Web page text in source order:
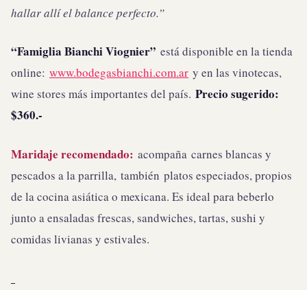
hallar allí el balance perfecto.”
“Famiglia Bianchi Viognier” está disponible en la tienda
online: www.bodegasbianchi.com.ar y en las vinotecas,
wine stores más importantes del país. Precio sugerido:
$360.-
Maridaje recomendado: acompaña carnes blancas y
pescados a la parrilla, también platos especiados, propios
de la cocina asiática o mexicana. Es ideal para beberlo
junto a ensaladas frescas, sandwiches, tartas, sushi y
comidas livianas y estivales.